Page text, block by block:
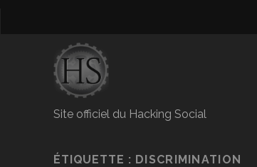
Site officiel du Hacking Social
ÉTIQUETTE : DISCRIMINATION